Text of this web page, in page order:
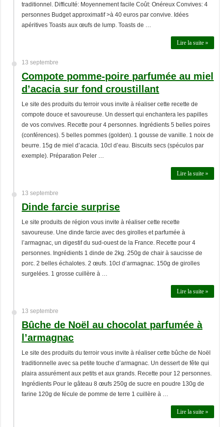
traditionnel. Difficulté: Moyennement facile Coût: Onéreux Convives: 4
personnes Budget approximatif >à 40 euros par convive. Idées
apéritives Toasts aux œufs de lump. Toasts de …
Lire la suite »
13 septembre
Compote pomme-poire parfumée au miel
d’acacia sur fond croustillant
Le site des produits du terroir vous invite à réaliser cette recette de
compote douce et savoureuse. Un dessert qui enchantera les papilles
de vos convives. Recette pour 4 personnes. Ingrédients 5 belles poires
(conférences). 5 belles pommes (golden). 1 gousse de vanille. 1 noix de
beurre. 15g de miel d’acacia. 10cl d’eau. Biscuits secs (spéculos par
exemple). Préparation Peler …
Lire la suite »
13 septembre
Dinde farcie surprise
Le site produits de région vous invite à réaliser cette recette
savoureuse. Une dinde farcie avec des girolles et parfumée à
l’armagnac, un digestif du sud-ouest de la France. Recette pour 4
personnes. Ingrédients 1 dinde de 2kg. 250g de chair à saucisse de
porc. 2 belles échalotes. 2 œufs. 10cl d’armagnac. 150g de girolles
surgelées. 1 grosse cuillère à …
Lire la suite »
13 septembre
Bûche de Noël au chocolat parfumée à
l’armagnac
Le site des produits du terroir vous invite à réaliser cette bûche de Noël
traditionnelle avec sa petite touche d’armagnac. Un dessert de fête qui
plaira assurément aux petits et aux grands. Recette pour 12 personnes.
Ingrédients Pour le gâteau 8 œufs 250g de sucre en poudre 130g de
farine 120g de fécule de pomme de terre 1 cuillère à …
Lire la suite »